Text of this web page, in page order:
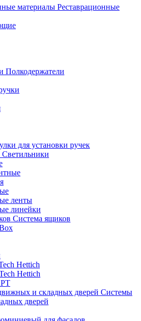
Реставрационные
Полкодержатели
для установки ручек
Светильники
ленты
линейки
Система ящиков
Hettich
Hettich
Системы
дверей